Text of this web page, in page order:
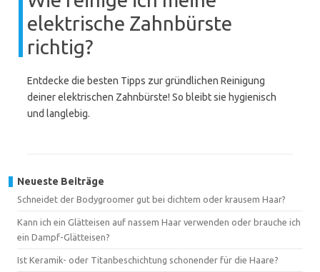
elektrische Zahnbürste
richtig?
Entdecke die besten Tipps zur gründlichen Reinigung
deiner elektrischen Zahnbürste! So bleibt sie hygienisch
und langlebig.
Neueste Beiträge
Schneidet der Bodygroomer gut bei dichtem oder krausem Haar?
Kann ich ein Glätteisen auf nassem Haar verwenden oder brauche ich
ein Dampf-Glätteisen?
Ist Keramik- oder Titanbeschichtung schonender für die Haare?